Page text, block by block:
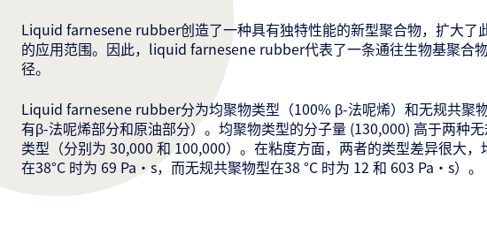
Liquid farnesene rubber创造了一种具有独特性能的新型聚合物，扩大了
的应用范围。因此，liquid farnesene rubber代表了一条通往生物基聚合
径。
Liquid farnesene rubber分为均聚物类型（100% β-法呢烯）和无规共聚
有β-法呢烯部分和原油部分）。均聚物类型的分子量 (130,000) 高于两种
类型（分别为 30,000 和 100,000）。在粘度方面，两者的类型差异很大，
在38°C 时为 69 Pa•s，而无规共聚物型在38 °C 时为 12 和 603 Pa•s）。